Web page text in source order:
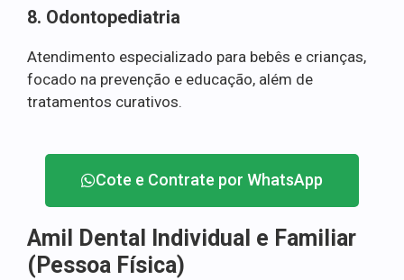
8. Odontopediatria
Atendimento especializado para bebês e crianças,
focado na prevenção e educação, além de
tratamentos curativos.
Cote e Contrate por WhatsApp
Amil Dental Individual e Familiar
(Pessoa Física)